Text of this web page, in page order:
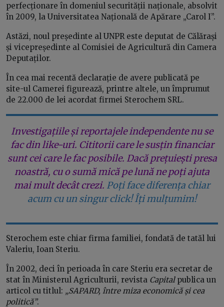
perfecționare în domeniul securității naționale, absolvit
în 2009, la Universitatea Națională de Apărare „Carol I”.
Astăzi, noul președinte al UNPR este deputat de Călărași
și vicepreședinte al Comisiei de Agricultură din Camera
Deputaților.
În cea mai recentă declarație de avere publicată pe
site-ul Camerei figurează, printre altele, un împrumut
de 22.000 de lei acordat firmei Sterochem SRL.
Investigațiile și reportajele independente nu se
fac din like-uri. Cititorii care le susțin financiar
sunt cei care le fac posibile. Dacă prețuiești presa
noastră, cu o sumă mică pe lună ne poți ajuta
mai mult decât crezi. Poți face diferența chiar
acum cu un singur click! Îți mulțumim!
Sterochem este chiar firma familiei, fondată de tatăl lui
Valeriu, Ioan Steriu.
În 2002, deci în perioada în care Steriu era secretar de
stat în Ministerul Agriculturii, revista Capitalpublica un
articol cu titlul: „SAPARD, între miza economică și cea
politică”.